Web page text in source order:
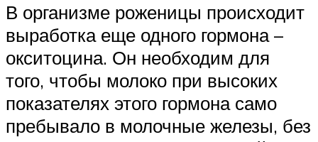
В организме роженицы происходит
выработка еще одного гормона –
окситоцина. Он необходим для
того, чтобы молоко при высоких
показателях этого гормона само
пребывало в молочные железы, без